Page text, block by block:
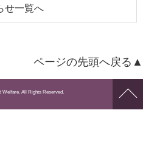
せ一覧へ
ページの先頭へ戻る▲
ペー
Welfare. All Rights Reserved.